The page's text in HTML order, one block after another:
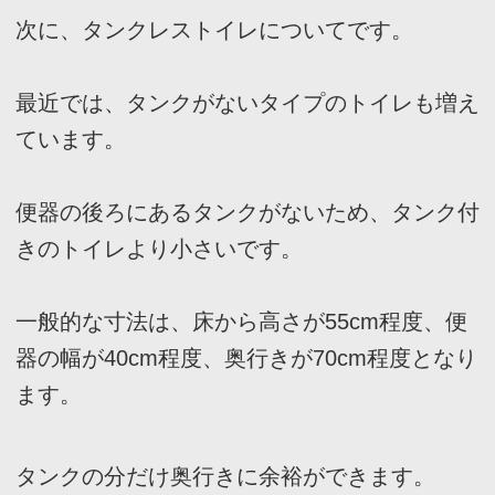
2、浴槽のタイプ
それゆえ、形や特徴を把握して選択することが
大切です。
水深が深く取れるように設計されている「スト
レート浴槽」は標準的なタイプになります。
ド浴槽」、形がS字になっている節水可能な
「S ライン浴槽」などがあります。
お風呂の時間を快適にするような最適なタイプ